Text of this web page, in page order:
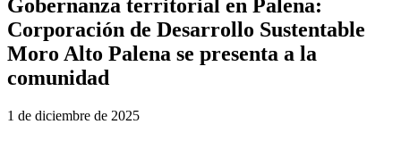
Gobernanza territorial en Palena:
Corporación de Desarrollo Sustentable
Moro Alto Palena se presenta a la
comunidad
1 de diciembre de 2025